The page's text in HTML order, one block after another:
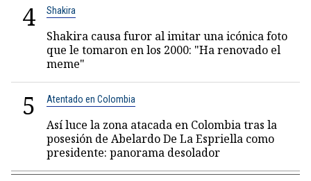
4 Shakira
Shakira causa furor al imitar una icónica foto
que le tomaron en los 2000: "Ha renovado el
meme"
5 Atentado en Colombia
Así luce la zona atacada en Colombia tras la
posesión de Abelardo De La Espriella como
presidente: panorama desolador